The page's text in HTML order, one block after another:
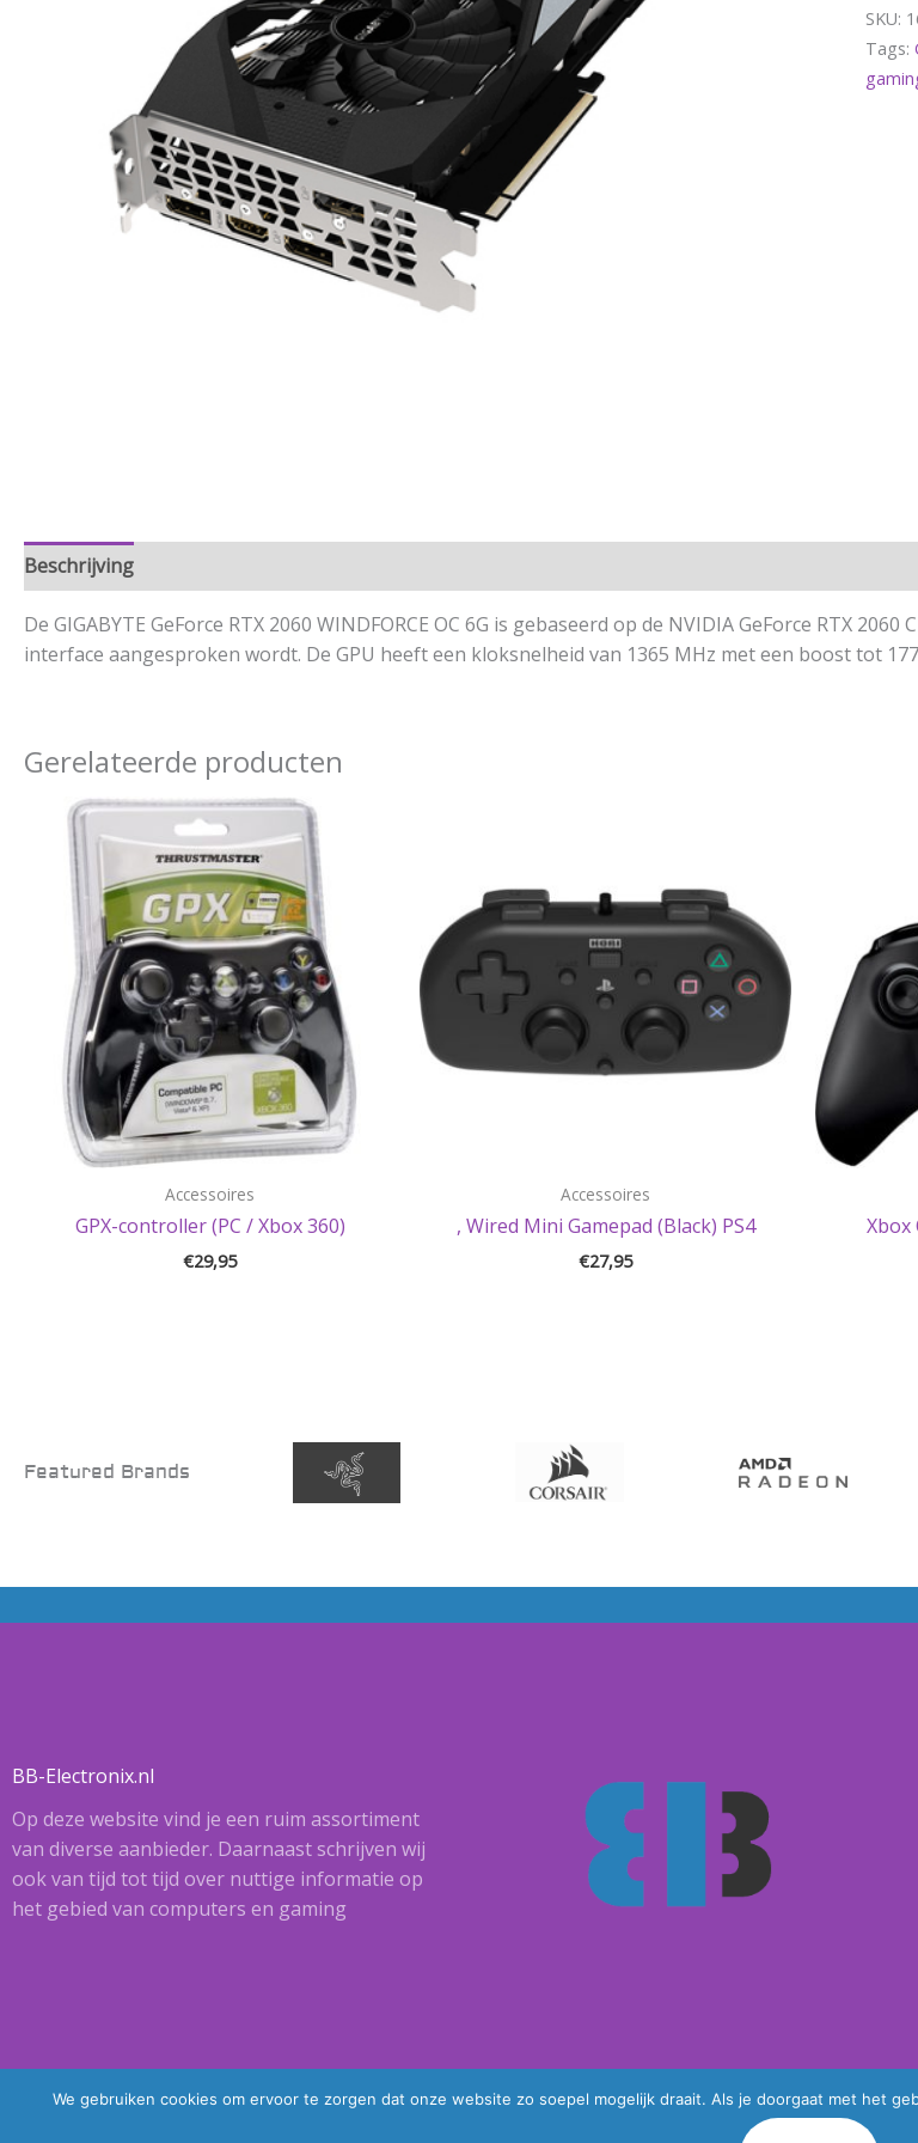
SKU:
Tags:
Beschrijving
De GIGABYTE GeForce RTX 2060 WINDFORCE OC 6G is gebaseerd op de NVIDIA GeForce RTX
interface aangesproken wordt. De GPU heeft een kloksnelheid van 1365 MHz met een boost tot
Gerelateerde producten
Accessoires
GPX-controller (PC / Xbox 360)
€29,95
Accessoires
, Wired Mini Gamepad (Black) PS4
€27,95
Xbox
Featured Brands
BB-Electronix.nl
Op deze website vind je een ruim assortiment
van diverse aanbieder. Daarnaast schrijven wij
ook van tijd tot tijd over nuttige informatie op
het gebied van computers en gaming
We gebruiken cookies om ervoor te zorgen dat onze website zo soepel mogelijk draait. Als je doorgaat met het